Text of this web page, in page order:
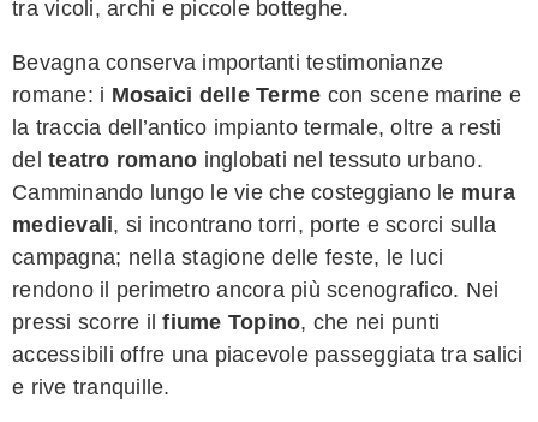
tra vicoli, archi e piccole botteghe.
Bevagna conserva importanti testimonianze
romane: i Mosaici delle Terme con scene marine e
la traccia dell’antico impianto termale, oltre a resti
del teatro romano inglobati nel tessuto urbano.
Camminando lungo le vie che costeggiano le mura
medievali, si incontrano torri, porte e scorci sulla
campagna; nella stagione delle feste, le luci
rendono il perimetro ancora più scenografico. Nei
pressi scorre ilfiume Topino, che nei punti
accessibili offre una piacevole passeggiata tra salici
e rive tranquille.